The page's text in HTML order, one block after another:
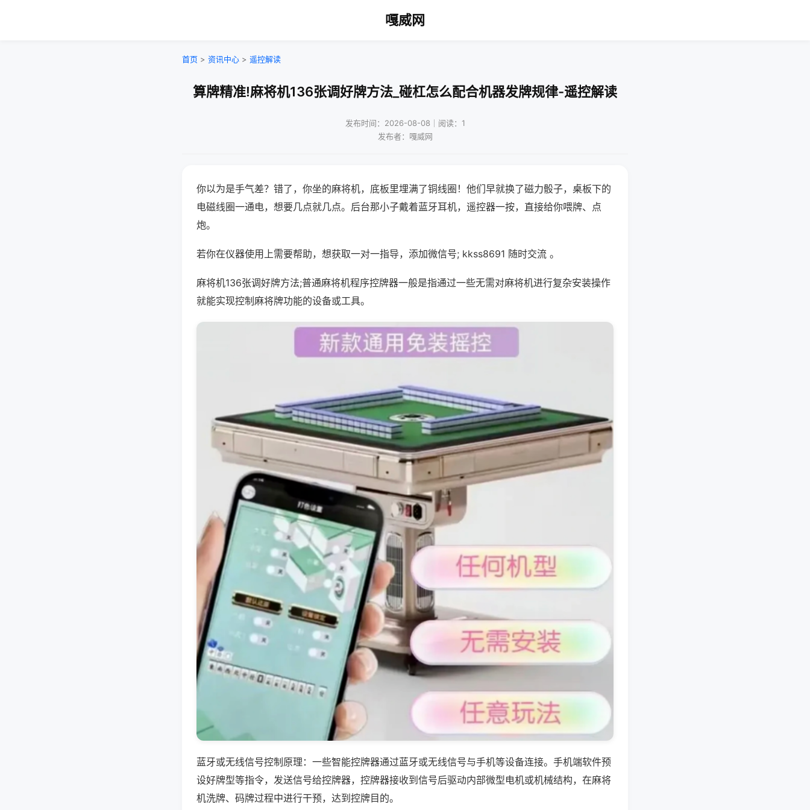
嘎威网
首页 > 资讯中心 > 遥控解读
算牌精准!麻将机136张调好牌方法_碰杠怎么配合机器发牌规律-遥控解读
发布时间：2026-08-08｜阅读：1
发布者：嘎威网
你以为是手气差？错了，你坐的麻将机，底板里埋满了铜线圈！他们早就换了磁力骰子，桌板下的
电磁线圈一通电，想要几点就几点。后台那小子戴着蓝牙耳机，遥控器一按，直接给你喂牌、点
炮。
若你在仪器使用上需要帮助，想获取一对一指导，添加微信号; kkss8691 随时交流 。
麻将机136张调好牌方法;普通麻将机程序控牌器一般是指通过一些无需对麻将机进行复杂安装操作
就能实现控制麻将牌功能的设备或工具。
蓝牙或无线信号控制原理：一些智能控牌器通过蓝牙或无线信号与手机等设备连接。手机端软件预
设好牌型等指令，发送信号给控牌器，控牌器接收到信号后驱动内部微型电机或机械结构，在麻将
机洗牌、码牌过程中进行干预，达到控牌目的。